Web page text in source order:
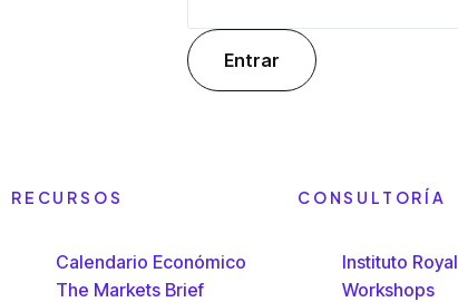
RECURSOS
Calendario Económico
The Markets Brief
CONSULTORÍA
Instituto Royal
Workshops